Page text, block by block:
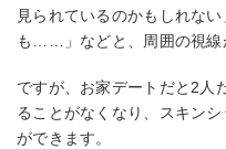
見られているのかもしれな
も……」などと、周囲の視線
ですが、お家デートだと2人
ることがなくなり、スキン
ができます。